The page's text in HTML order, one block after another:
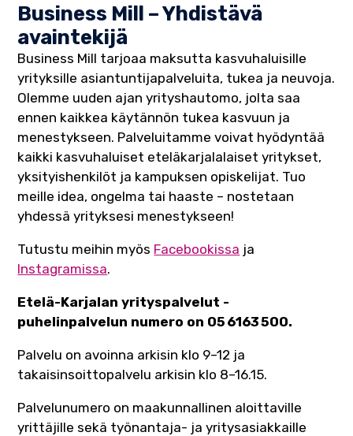
Business Mill – Yhdistävä
avaintekijä
Business Mill tarjoaa maksutta kasvuhaluisille
yrityksille asiantuntijapalveluita, tukea ja neuvoja.
Olemme uuden ajan yrityshautomo, jolta saa
ennen kaikkea käytännön tukea kasvuun ja
menestykseen. Palveluitamme voivat hyödyntää
kaikki kasvuhaluiset eteläkarjalalaiset yritykset,
yksityishenkilöt ja kampuksen opiskelijat. Tuo
meille idea, ongelma tai haaste – nostetaan
yhdessä yrityksesi menestykseen!
Tutustu meihin myös Facebookissa ja
Instagramissa.
Etelä-Karjalan yrityspalvelut -
puhelinpalvelun numero on 05 6163 500.
Palvelu on avoinna arkisin klo 9–12 ja
takaisinsoittopalvelu arkisin klo 8–16.15.
Palvelunumero on maakunnallinen aloittaville
yrittäjille sekä työnantaja- ja yritysasiakkaille